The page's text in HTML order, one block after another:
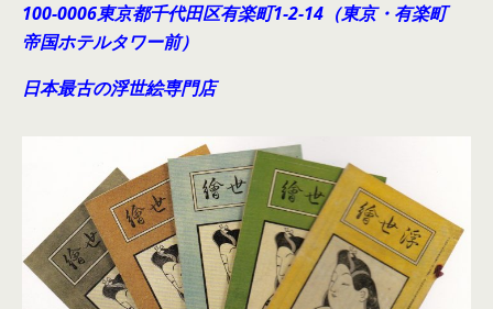
100-0006東京都千代田区有楽町1-2-14（東京・有楽町
帝国ホテルタワー前）
日本最古の浮世絵専門店